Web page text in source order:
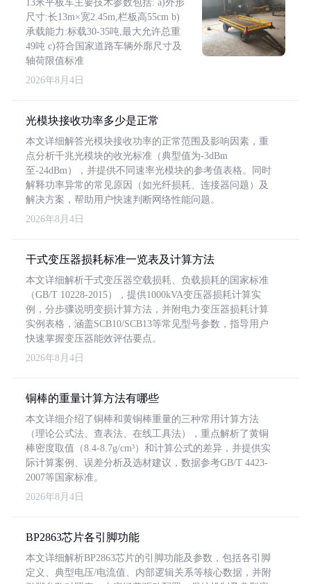
13米平板车主要技术参数包括: a)外形
尺寸:长13m×宽2.45m,栏板高55cm b)
承载能力:标载30-35吨,最大允许总重
49吨 c)符合国家道路车辆外廓尺寸及
轴荷限值标准
2026年8月4日
光模块接收功率多少是正常
本文详细解答光模块接收功率的正常范围及影响因素，重
点分析千兆光模块的收光标准（典型值为-3dBm
至-24dBm），并提供不同速率光模块的参考值表格。同时
解释功率异常的常见原因（如光纤损耗、连接器问题）及
解决方案，帮助用户快速判断网络性能问题。
2026年8月4日
干式变压器损耗标准一览表及计算方法
本文详细解析干式变压器空载损耗、负载损耗的国家标准
（GB/T 10228-2015），提供1000kVA变压器损耗计算实
例，分步骤说明变损计算方法，并附电力变压器损耗计算
实例表格，涵盖SCB10/SCB13等常见型号参数，指导用户
快速掌握变压器能效评估要点。
2026年8月4日
铜棒的重量计算方法有哪些
本文详细介绍了铜棒和黄铜棒重量的三种常用计算方法
（理论公式法、查表法、在线工具法），重点解析了黄铜
棒密度取值（8.4-8.7g/cm³）和计算公式的差异，并提供实
际计算案例、误差分析及选材建议，数据参考GB/T 4423-
2007等国家标准。
2026年8月4日
BP2863芯片各引脚功能
本文详细解析BP2863芯片的引脚功能及参数，包括各引脚
定义、典型电压/电流值、内部逻辑关系等核心数据，并附